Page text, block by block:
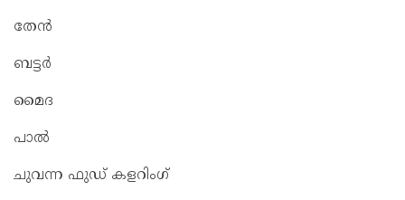
തേൻ
ബട്ടർ
മൈദ
പാൽ
ചുവന്ന ഫുഡ് കളറിംഗ്